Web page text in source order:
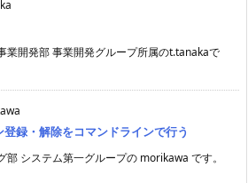
業開発部 事業開発グループ所属のt.tanakaで
録・解除をコマンドラインで行う
部 システム第一グループの morikawa です。